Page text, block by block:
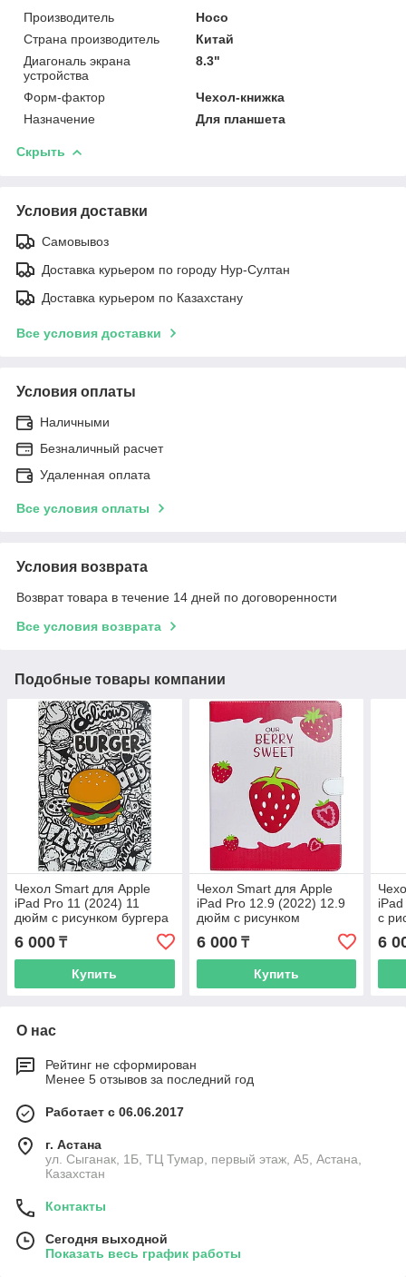
Производитель
Hoco
Страна производитель
Китай
Диагональ экрана
устройства
8.3"
Форм-фактор
Чехол-книжка
Назначение
Для планшета
Скрыть
Условия доставки
Самовывоз
Доставка курьером по городу Нур-Султан
Доставка курьером по Казахстану
Все условия доставки
Условия оплаты
Наличными
Безналичный расчет
Удаленная оплата
Все условия оплаты
Условия возврата
Возврат товара в течение 14 дней по договоренности
Все условия возврата
Подобные товары компании
Чехол Smart для Apple
iPad Pro 11 (2024) 11
дюйм с рисунком бургера
6 000 ₸
Купить
Чехол Smart для Apple
iPad Pro 12.9 (2022) 12.9
дюйм с рисунком
клубники
6 000₸
Купить
с
6
О нас
Рейтинг не сформирован
Менее 5 отзывов за последний год
Работает с 06.06.2017
г. Астана
ул. Сыганак, 1Б, ТЦ Тумар, первый этаж, А5, Астана,
Казахстан
Контакты
Сегодня выходной
Показать весь график работы